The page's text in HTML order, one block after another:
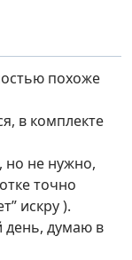
похоже
в комплекте
но не нужно,
точно
искру ).
день, думаю в